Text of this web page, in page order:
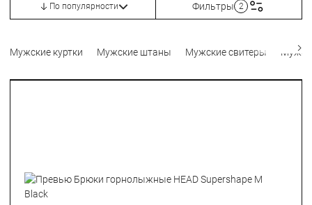
По популярности Фильтры 2
Мужские куртки Мужские штаны Мужские свитеры